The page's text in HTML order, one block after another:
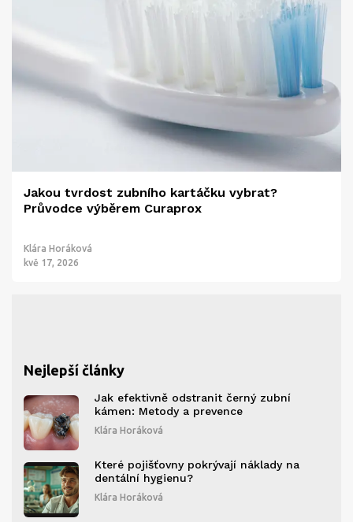
Jakou tvrdost zubního kartáčku vybrat?
Průvodce výběrem Curaprox
Klára Horáková
kvě 17, 2026
Nejlepší články
Jak efektivně odstranit černý zubní
kámen: Metody a prevence
Klára Horáková
Které pojišťovny pokrývají náklady na
dentální hygienu?
Klára Horáková